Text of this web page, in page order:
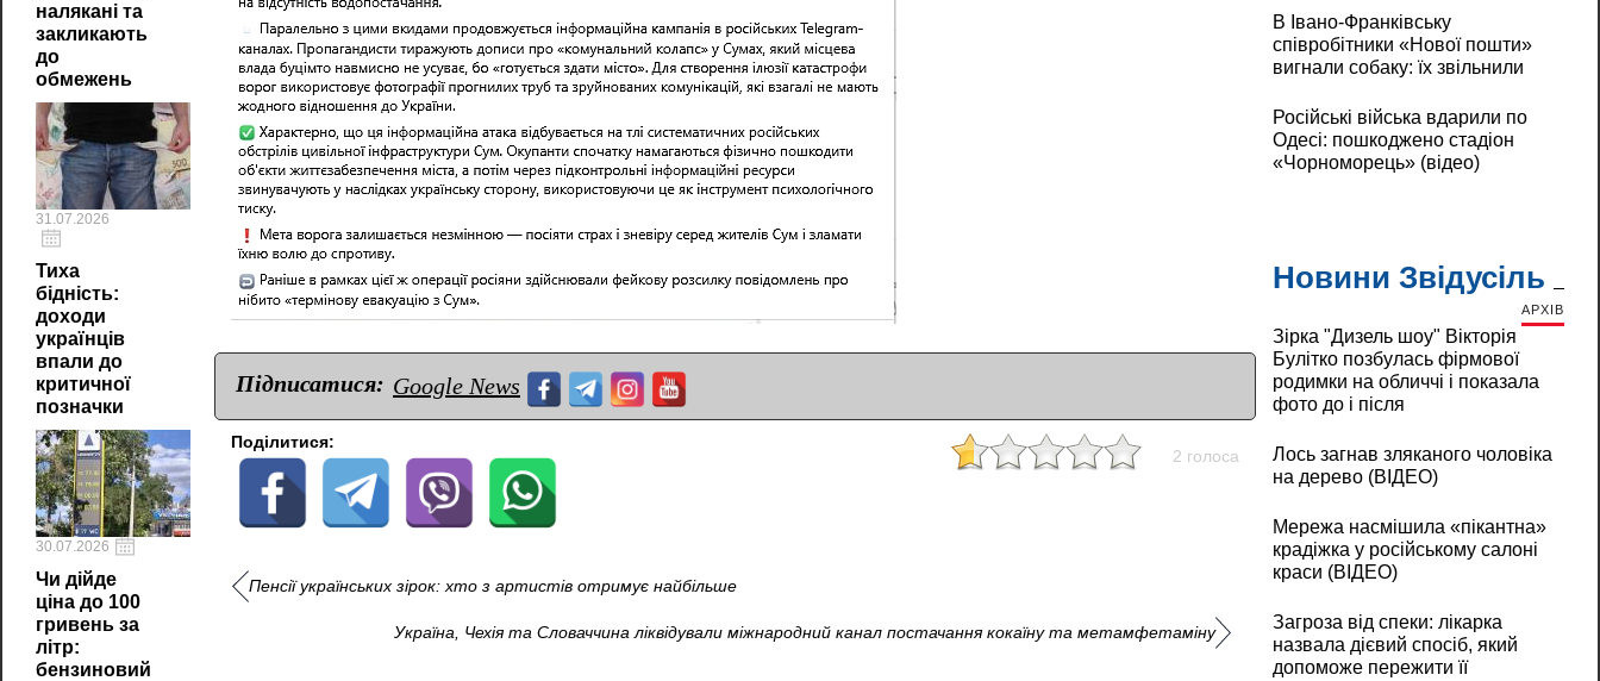
налякані та
закликають
до
обмежень
31.07.2026
Тиха
бідність:
доходи
українців
впали до
критичної
позначки
30.07.2026
Чи дійде
ціна до 100
гривень за
літр:
бензиновий
Підписатися: Google News
Поділитися:
2 голоса
Пенсії українських зірок: хто з артистів отримує найбільше
Україна, Чехія та Словаччина ліквідували міжнародний канал постачання кокаїну та метамфетаміну
В Івано-Франківську
співробітники «Нової пошти»
вигнали собаку: їх звільнили
Російські війська вдарили по
Одесі: пошкоджено стадіон
«Чорноморець» (відео)
Новини Звідусіль
АРХІВ
Зірка "Дизель шоу" Вікторія
Булітко позбулась фірмової
родимки на обличчі і показала
фото до і після
Лось загнав зляканого чоловіка
на дерево (ВІДЕО)
Мережа насмішила «пікантна»
крадіжка у російському салоні
краси (ВІДЕО)
Загроза від спеки: лікарка
назвала дієвий спосіб, який
допоможе пережити її